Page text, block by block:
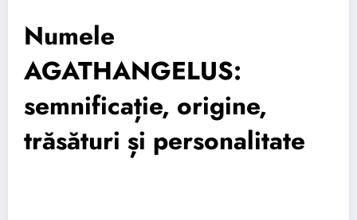
Numele
AGATHANGELUS:
semnificație, origine,
trăsături și personalitate